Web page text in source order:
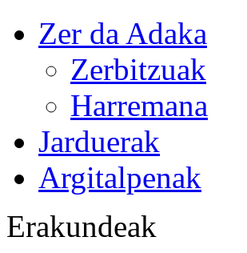
Zer da Adaka
Zerbitzuak
Harremana
Jarduerak
Argitalpenak
Erakundeak